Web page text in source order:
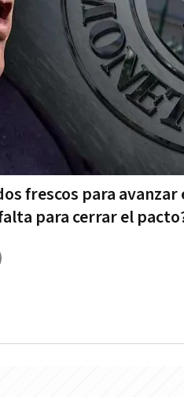
frescos para
para cerrar el